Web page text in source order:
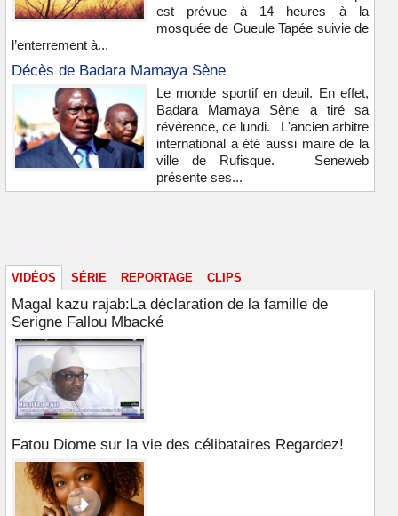
est prévue à 14 heures à la
mosquée de Gueule Tapée suivie de
l’enterrement à...
Décès de Badara Mamaya Sène
Le monde sportif en deuil. En effet,
Badara Mamaya Sène a tiré sa
révérence, ce lundi. L'ancien arbitre
international a été aussi maire de la
ville de Rufisque. Seneweb
présente ses...
VIDÉOS SÉRIE REPORTAGE CLIPS
Magal kazu rajab:La déclaration de la famille de
Serigne Fallou Mbacké
Fatou Diome sur la vie des célibataires Regardez!